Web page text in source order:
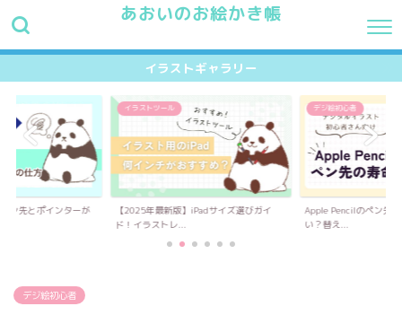
あおいのお絵かき帳
HOME イラス
イラストギャラリー
ン先とポインターが
イラストツール
【2025年最新版】iPadサイズ選びガイ
ド！イラストレ...
デジ絵初心者
Apple Pencilのペン先
い？替え...
デジ絵初心者